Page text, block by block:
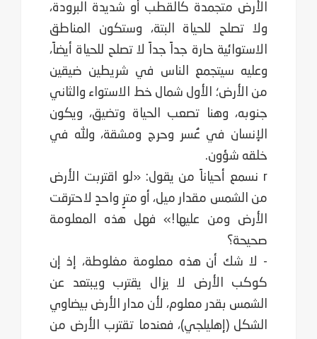
الأرض متجمدة كالقطب أو شديدة البرودة،
ولا تصلح للحياة البتة، وستكون المناطق
الاستوائية حارة جداً جداً لا تصلح للحياة أيضاً،
وعليه سيتجمع الناس في شريطين ضيقين
من الأرض؛ الأول شمال خط الاستواء والثاني
جنوبه، وهنا تصعب الحياة وتضيق، ويكون
الإنسان في عُسر وحرج ومشقة، ولله في
خلقه شؤون.
r نسمع أحياناً من يقول: «لو اقتربت الأرض
من الشمس مقدار ميل، أو مترٍ واحدٍ لاحترقت
الأرض ومن عليها!» فهل هذه المعلومة
صحيحة؟
- لا شك أن هذه معلومة مغلوطة، إذ إن
كوكب الأرض لا يزال يقترب ويبتعد عن
الشمس بقدر معلوم، لأن مدار الأرض بيضاوي
الشكل (إهليلجي)، فعندما تقترب الأرض من